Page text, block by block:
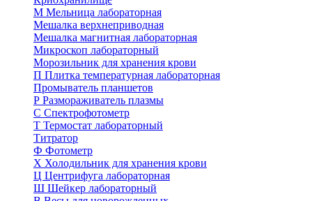
М Мельница лабораторная
Мешалка верхнеприводная
Мешалка магнитная лабораторная
Микроскоп лабораторный
Морозильник для хранения крови
П Плитка температурная лабораторная
Промыватель планшетов
Р Размораживатель плазмы
С Спектрофотометр
Т Термостат лабораторный
Титратор
Ф Фотометр
Х Холодильник для хранения крови
Ц Центрифуга лабораторная
Ш Шейкер лабораторный